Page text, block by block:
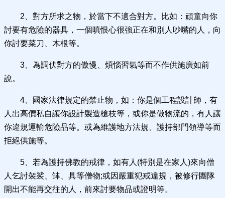
2、對方所求之物，於當下不適合對方。比如：頑童向你
討要有危險的器具，一個嗔恨心很強正在和別人吵嘴的人，向
你討要菜刀、木根等。
3、為調伏對方的傲慢、煩惱習氣等而不作供施廣如前
說。
4、國家法律規定的禁止物，如：你是個工程設計師，有
人出高價私自讓你設計製造槍枝等，或你是做物流的，有人讓
你違規運輸危險品等。或為維護地方法規、護持部門領導等而
拒絕供施等。
5、若為護持佛教的戒律，如有人(特別是在家人)來向僧
人乞討袈裟、缽、具等僧物;或因嚴重犯戒違規，被修行團隊
開出不能再交往的人，前來討要物品或證明等。